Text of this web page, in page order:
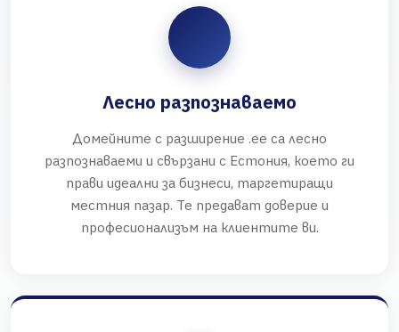
Лесно разпознаваемо
Домейните с разширение .ee са лесно
разпознаваеми и свързани с Естония, което ги
прави идеални за бизнеси, таргетиращи
местния пазар. Те предават доверие и
професионализъм на клиентите ви.